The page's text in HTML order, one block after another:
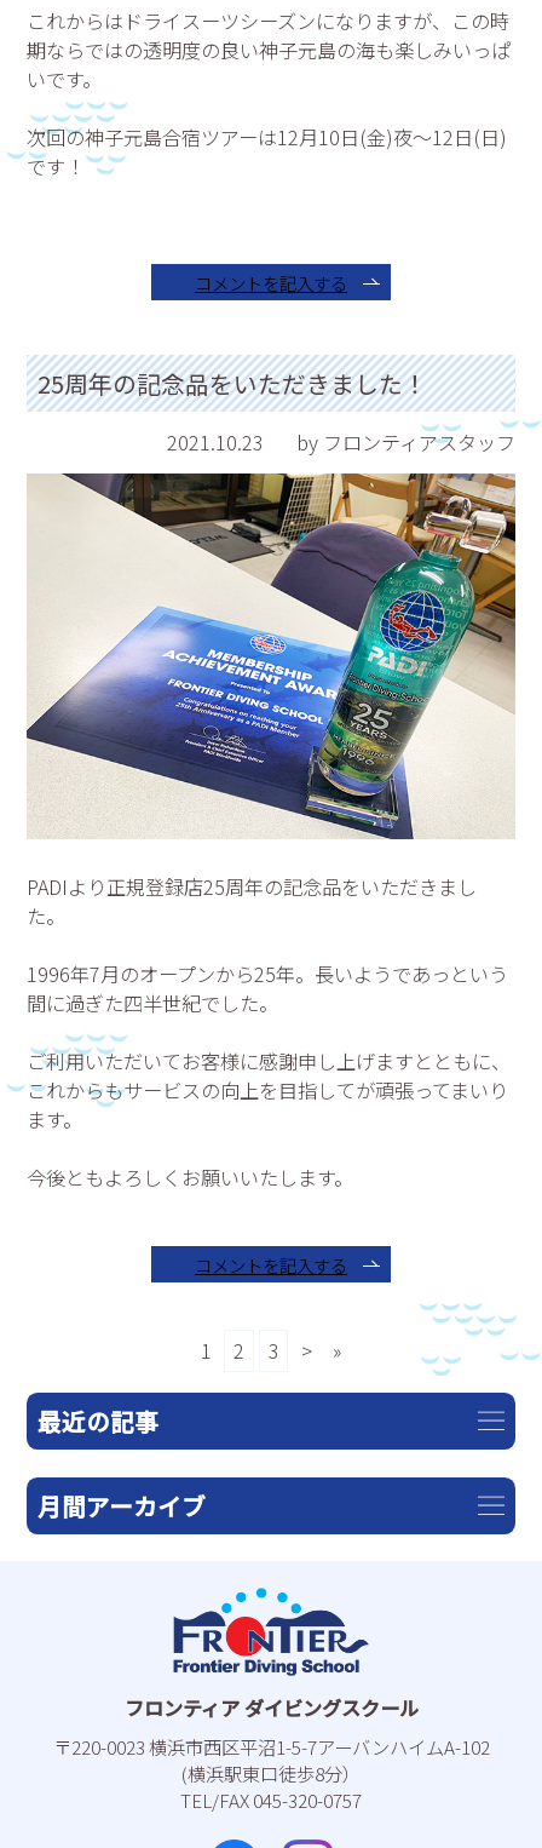
これからはドライスーツシーズンになりますが、この時
期ならではの透明度の良い神子元島の海も楽しみいっぱ
いです。
次回の神子元島合宿ツアーは12月10日(金)夜～12日(日)
です！
コメントを記入する
25周年の記念品をいただきました！
2021.10.23 by フロンティアスタッフ
PADIより正規登録店25周年の記念品をいただきまし
た。
1996年7月のオープンから25年。長いようであっという
間に過ぎた四半世紀でした。
ご利用いただいてお客様に感謝申し上げますとともに、
これからもサービスの向上を目指してが頑張ってまいり
ます。
今後ともよろしくお願いいたします。
コメントを記入する
1 2 3 > »
最近の記事
月間アーカイブ
フロンティア ダイビングスクール
〒220-0023 横浜市⻄区平沼1-5-7アーバンハイムA-102
(横浜駅東⼝徒歩8分）
TEL/FAX 045-320-0757